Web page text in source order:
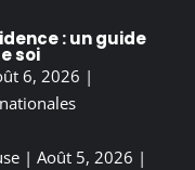
: un guide
soi
6, 2026 |
| Août 5, 2026 |